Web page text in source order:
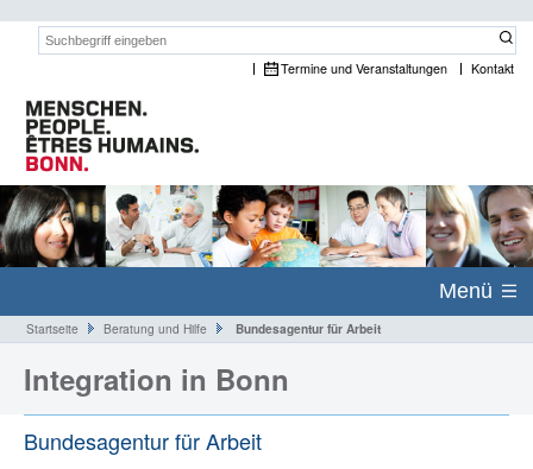
Suchwort:
Termine und Veranstaltungen Kontakt
Menü
Startseite Beratung und Hilfe Bundesagentur für Arbeit
Integration in Bonn
Bundesagentur für Arbeit